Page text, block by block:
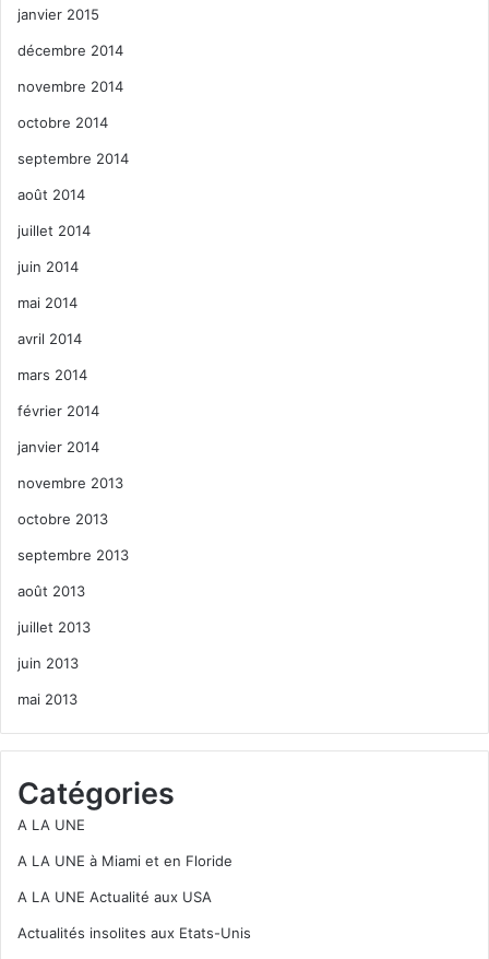
janvier 2015
décembre 2014
novembre 2014
octobre 2014
septembre 2014
août 2014
juillet 2014
juin 2014
mai 2014
avril 2014
mars 2014
février 2014
janvier 2014
novembre 2013
octobre 2013
septembre 2013
août 2013
juillet 2013
juin 2013
mai 2013
Catégories
A LA UNE
A LA UNE à Miami et en Floride
A LA UNE Actualité aux USA
Actualités insolites aux Etats-Unis